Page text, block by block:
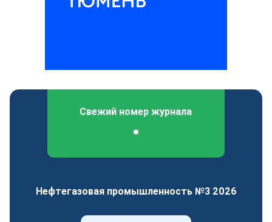
Свежий номер журнала
Нефтегазовая промышленность №3 2026